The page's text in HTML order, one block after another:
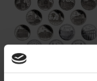
SUSCRIPCIÓN CIUDADES